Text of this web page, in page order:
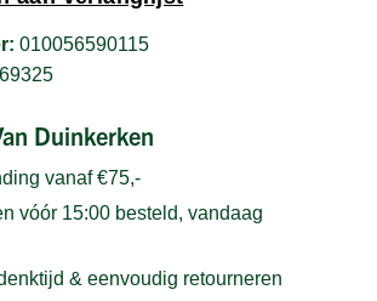
010056590115
Duinkerken
vanaf €75,-
vóór 15:00 besteld, vandaag
& eenvoudig retourneren